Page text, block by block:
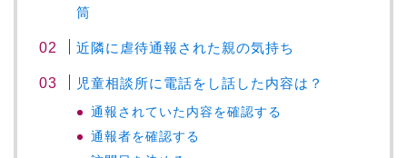
筒
近隣に虐待通報された親の気持ち
児童相談所に電話をし話した内容は？
通報されていた内容を確認する
通報者を確認する